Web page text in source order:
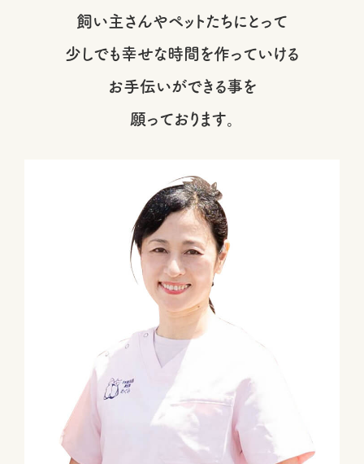
飼い主さんやペットたちにとって
少しでも幸せな時間を作っていける
お手伝いができる事を
願っております。